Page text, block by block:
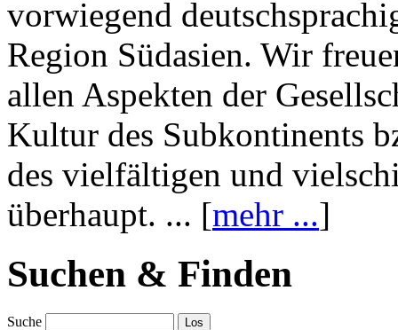
vorwiegend
Region Südasien. Wir
allen Aspekten der
Kultur des Subkontinents
des vielfältigen und
überhaupt. ... [mehr ...]
Suchen & Finden
Suche